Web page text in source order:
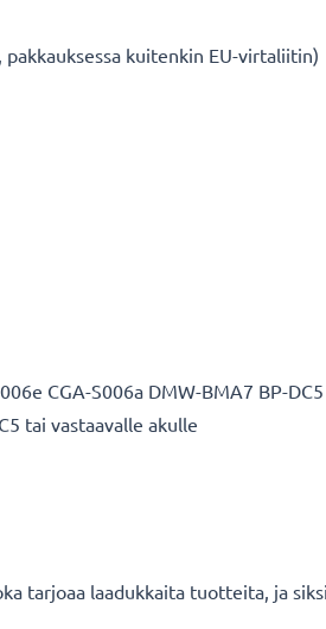
kuitenkin EU-virtaliitin)
CGA-S006a DMW-BMA7 BP-DC5
tai vastaavalle akulle
tarjoaa laadukkaita tuotteita, ja